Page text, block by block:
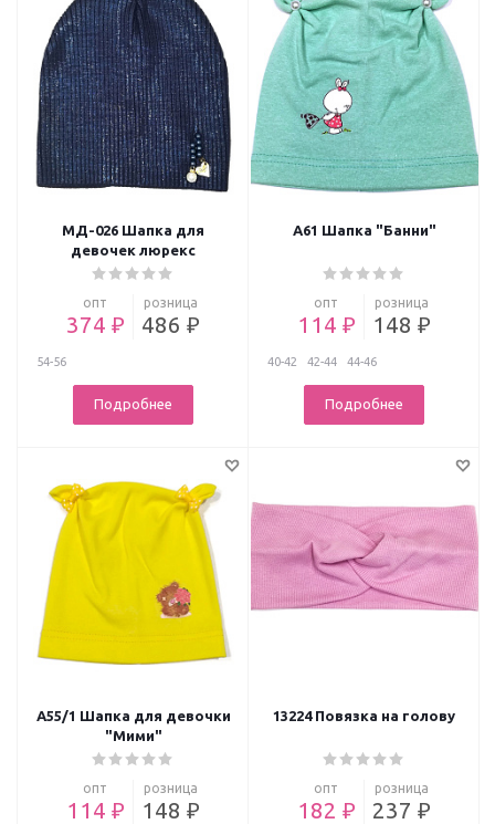
МД-026 Шапка для
девочек люрекс
опт
374 ₽
розница
486 ₽
54-56
Подробнее
А61 Шапка "Банни"
опт
114 ₽
розница
148 ₽
40-42 42-44 44-46
Подробнее
А55/1 Шапка для девочки
"Мими"
опт
114 ₽
розница
148 ₽
13224 Повязка на голову
опт
182 ₽
розница
237 ₽